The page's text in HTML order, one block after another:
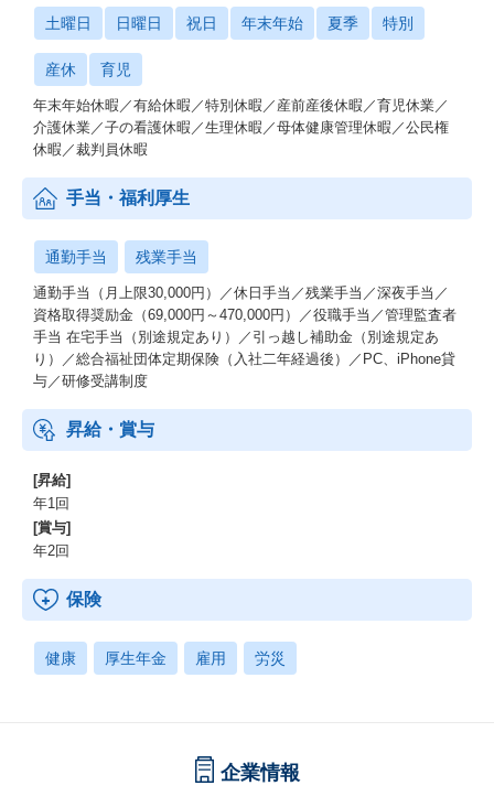
土曜日 日曜日 祝日 年末年始 夏季 特別
産休 育児
年末年始休暇／有給休暇／特別休暇／産前産後休暇／育児休業／
介護休業／子の看護休暇／生理休暇／母体健康管理休暇／公民権
休暇／裁判員休暇
手当・福利厚生
通勤手当 残業手当
通勤手当（月上限30,000円）／休日手当／残業手当／深夜手当／
資格取得奨励金（69,000円～470,000円）／役職手当／管理監査者
手当 在宅手当（別途規定あり）／引っ越し補助金（別途規定あ
り）／総合福祉団体定期保険（入社二年経過後）／PC、iPhone貸
与／研修受講制度
昇給・賞与
[昇給]
年1回
[賞与]
年2回
保険
健康 厚生年金 雇用 労災
企業情報